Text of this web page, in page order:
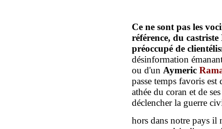
Ce ne sont pas les
référence, du castriste
préoccupé de
désinformation
ou d'un Aymeric
passe temps favoris est
athée du coran et de
déclencher la guerre
hors dans notre pays il